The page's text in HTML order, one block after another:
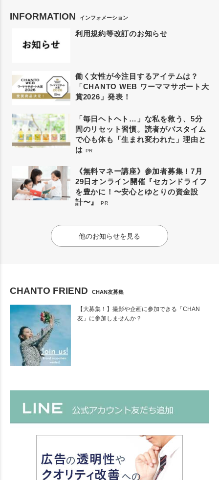
INFORMATION インフォメーション
利用規約等改訂のお知らせ
働く女性が今注目するアイテムは？
「CHANTO WEB ワーママサポート大
賞2026」発表！
「毎日ヘトヘト…」な私を救う、5分
間のリセット習慣。読者がバスタイム
で心も体も「生まれ変われた」理由と
は PR
《無料マネー講座》参加者募集！7月
29日オンライン開催『セカンドライフ
を豊かに！〜安心とゆとりの資金設
計〜』
PR
他のお知らせを見る
CHANTO FRIEND CHAN友募集
【大募集！】撮影や企画に参加できる「CHAN
友」に参加しませんか？